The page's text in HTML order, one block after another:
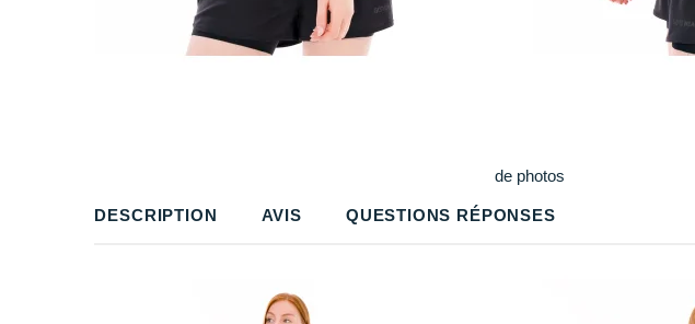
Plus
de photos
DESCRIPTION AVIS QUESTIONS RÉPONSES